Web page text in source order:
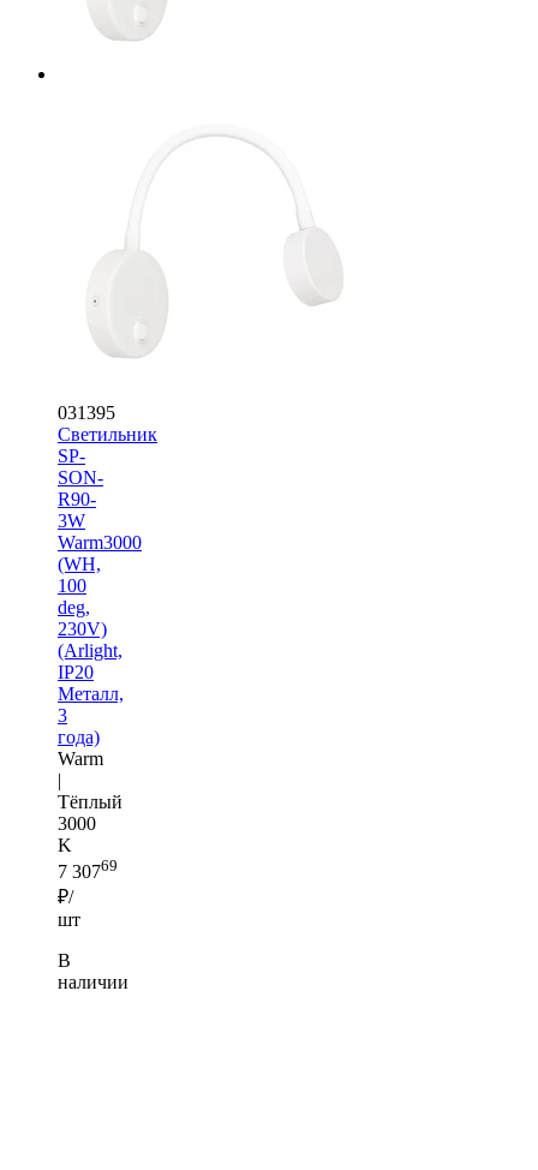
031395
Светильник
SP-
SON-
R90-
3W
Warm3000
(WH,
100
deg,
230V)
(Arlight,
IP20
Металл,
3
года)
Warm
|
Тёплый
3000
K
7 30769
₽/
шт
В
наличии